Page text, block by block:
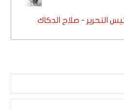
التحرير - صلاح الدكاك